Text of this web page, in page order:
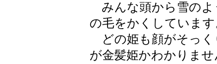
みんな頭から雪のよ
の毛をかくしていま
どの姫も顔がそっく
が金髪姫かわかりませ